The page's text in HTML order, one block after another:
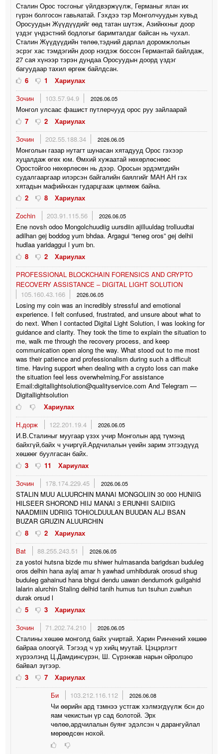
Сталин Орос тосгоныг үйлдвэржүүлж, Германыг ялан их
гүрэн болгосон гавьяатай. Гэхдээ тэр Монголчуудын хувьд
Оросуудын Жүүдүүдийг өөд татан шүтэж, Азийнхныг доор
үздэг үндэстний бодлогыг баримталдаг байсан нь чухал.
Сталин Жүүдүүдийн төлөө,тэдний дарлал доромжлолын
эсрэг хас тэмдэгийн доор нэгдэж боссон Германтай байлдаж,
27 сая хүнээр тэрэн дундаа Оросуудын доорд үздэг
багуудаар тахил өргөж байлдсан.
6
1
Хариулах
Зочин
103.57.94.9 2026.06.05
Монгол улсаас фашист путлерчууд орос руу зайлаарай
7
2
Хариулах
Зочин
202.55.188.34 2026.06.05
Монголын газар нутагт шунасан хятадууд Орос гэхээр
хуцалдаж өгөх юм. Өмхий хужаатай нөхөрлөснөөс
Оростойгоо нөхөрлөсөн нь дээр. Оросын эрдэмтдийн
судалгааргаар илэрсэн байгалийн баялгийг МАН АН гэх
хятадын мафийнхан гударцгааж цөлмөж байна.
2
8
Хариулах
Zochin
203.91.115.56 2026.06.05
Ene novsh odoo Mongolchuudiig uursdiin ajilluuldag trolluudtai
adilhan gej boddog yum bhdaa. Argagui “teneg oros” gej delhii
hudlaa yaridaggui l yum bn.
8
2
Хариулах
PROFESSIONAL BLOCKCHAIN FORENSICS AND CRYPTO
RECOVERY ASSISTANCE – DIGITAL LIGHT SOLUTION
105.160.43.166
2026.06.05
Losing my coin was an incredibly stressful and emotional
experience. I felt confused, frustrated, and unsure about what to
do next. When I contacted Digital Light Solution, I was looking for
guidance and clarity. They took the time to explain the situation to
me, walk me through the recovery process, and keep
communication open along the way. What stood out to me most
was their patience and professionalism during such a difficult
time. Having support when dealing with a crypto loss can make
the situation feel less overwhelming,For assistance
Email:digitallightsolution@qualityservice.com And Telegram —
Digitallightsolution
Хариулах
Н.дорж
122.201.19.4 2026.06.05
И.В.Сталиныг муугаар үзэх учир Монголын ард түмэнд
байхгүй,байх ч учиргүй.Ардчилалын үеийн зарим этгээдүүд
хөшөөг буулгасан байх.
3
11
Хариулах
Зочин
178.174.229.45 2026.06.05
STALIN MUU ALUURCHIN MANAI MONGOLIIN 30 000 HUNIIG
HILSEER SHOROND HIIJ MANAI 3 ERUNHII SAIDIIG
NAADMIIN UDRIIG TOHIOLDUULAN BUUDAN ALJ BSAN
BUZAR GRUZIN ALUURCHIN
8
2
Хариулах
Bat
88.255.243.51 2026.06.05
za yostoi hutsna bizde mu shiwer hulmasanda barigdsan buduleg
oros delhin hana aylaj amar h yawhad umhibdurak orosud shug
buduleg gahainud hana bhgui dendu uawan dendumork guilgahid
lalarin alurchin Staling delhid tanih humus tun tsuhun zuwhun
durak orsud l
5
3
Хариулах
Зочин
71.202.74.210 2026.06.05
Сталины хөшөө монголд байх учиртай. Харин Ринчений хөшөө
байраа олоогүй. Тэгээд ч ур хийц муутай. Цэцэрлэгт
хүрээлэнд Ц.Дамдинсүрэн, Ш. Сүрэнжав нарын ойролцоо
байвал зүгээр.
3
7
Хариулах
Би
103.212.116.112 2026.06.08
Чи өөрийн ард тзмнээ устгаж хэлмэгдүүлж бсн до
яам чекистын үр сад болотой. Эрх
чөлөө,ардчилалын буянг эдэлсэн ч дарангуйлал
мөрөөдсөн нохой.